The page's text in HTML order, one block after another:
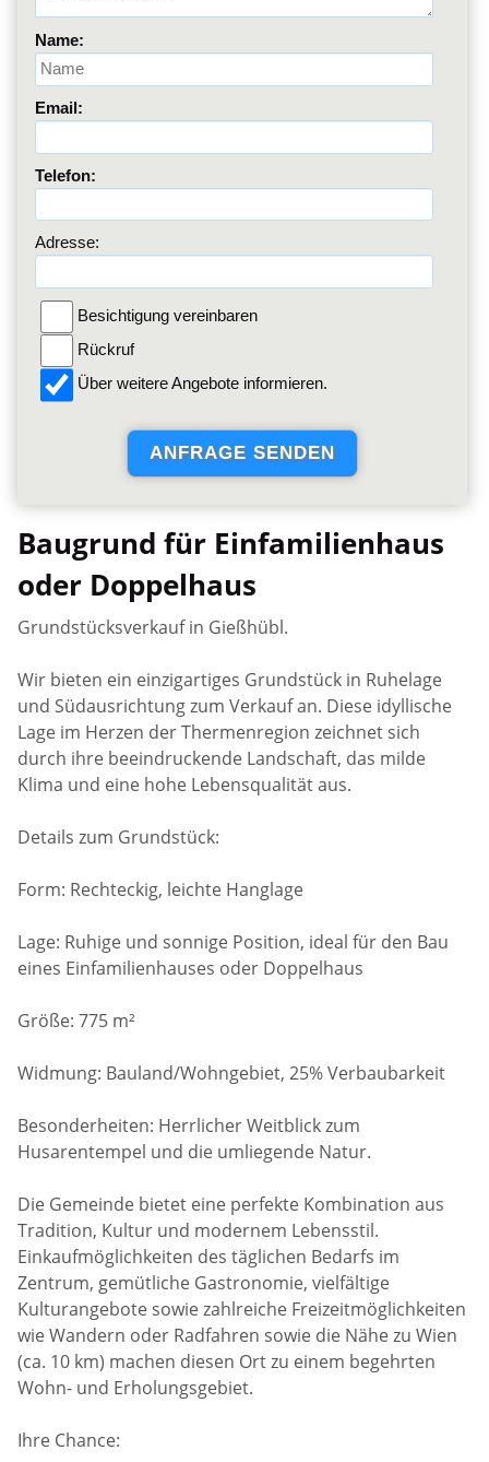
Name:
Email:
Telefon:
Adresse:
Besichtigung vereinbaren
Rückruf
Über weitere Angebote informieren.
Baugrund für Einfamilienhaus
oder Doppelhaus
Grundstücksverkauf in Gießhübl.
Wir bieten ein einzigartiges Grundstück in Ruhelage
und Südausrichtung zum Verkauf an. Diese idyllische
Lage im Herzen der Thermenregion zeichnet sich
durch ihre beeindruckende Landschaft, das milde
Klima und eine hohe Lebensqualität aus.
Details zum Grundstück:
Form: Rechteckig, leichte Hanglage
Lage: Ruhige und sonnige Position, ideal für den Bau
eines Einfamilienhauses oder Doppelhaus
Größe: 775 m²
Widmung: Bauland/Wohngebiet, 25% Verbaubarkeit
Besonderheiten: Herrlicher Weitblick zum
Husarentempel und die umliegende Natur.
Die Gemeinde bietet eine perfekte Kombination aus
Tradition, Kultur und modernem Lebensstil.
Einkaufmöglichkeiten des täglichen Bedarfs im
Zentrum, gemütliche Gastronomie, vielfältige
Kulturangebote sowie zahlreiche Freizeitmöglichkeiten
wie Wandern oder Radfahren sowie die Nähe zu Wien
(ca. 10 km) machen diesen Ort zu einem begehrten
Wohn- und Erholungsgebiet.
Ihre Chance: